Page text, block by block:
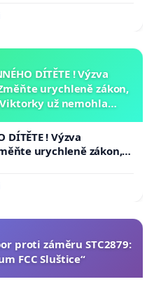
DÍTĚTE ! Výzva
urychleně zákon,
už nemohla
DÍTĚTE ! Výzva
urychleně zákon,
už nemohla opakovat!
proti záměru STC2879:
FCC Sluštice“